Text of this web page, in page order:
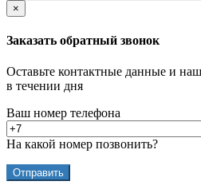
×
Заказать обратный звонок
Оставьте контактные данные и
в течении дня
Ваш номер телефона
На какой номер позвонить?